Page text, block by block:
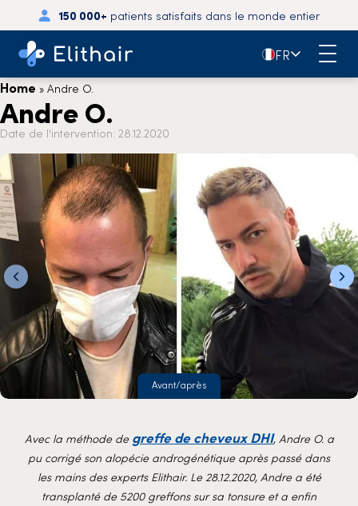
150 000+ patients satisfaits dans le monde entier
🇫🇷FR
Home » Andre O.
Andre O.
Date de l'intervention: 28.12.2020
Avant/après
Avec la méthode de greffe de cheveux DHI, Andre O. a
pu corrigé son alopécie androgénétique après passé dans
les mains des experts Elithair. Le 28.12.2020, Andre a été
transplanté de 5200 greffons sur sa tonsure et a enfin